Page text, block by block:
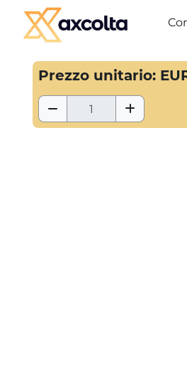
Vai al contenuto principale
Blocchi
Prezzo unitario:
Rimuovi Quantità